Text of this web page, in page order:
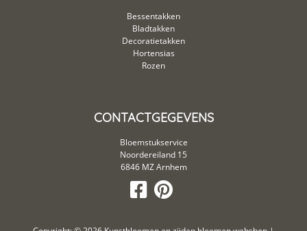
Bessentakken
Bladtakken
Decoratietakken
Hortensias
Rozen
CONTACTGEGEVENS
Bloemstukservice
Noordereiland 15
6846 MZ Arnhem